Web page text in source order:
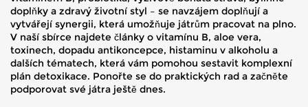
doplňky a zdravý životní styl – se navzájem doplňují a
vytvářejí synergii, která umožňuje játrům pracovat na plno.
V naší sbírce najdete články o vitamínu B, aloe vera,
toxinech, dopadu antikoncepce, histaminu v alkoholu a
dalších tématech, která vám pomohou sestavit komplexní
plán detoxikace. Ponořte se do praktických rad a začněte
podporovat své játra ještě dnes.